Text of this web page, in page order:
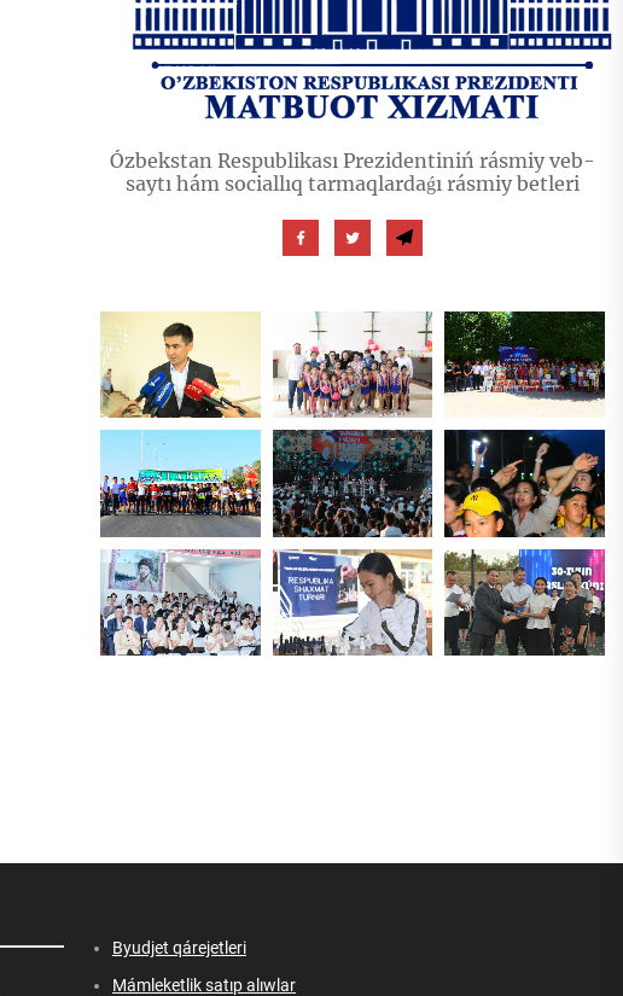
Ózbekstan Respublikası Prezidentiniń rásmiy veb-
saytı hám sociallıq tarmaqlardaǵı rásmiy betleri
Byudjet qárejetleri
Mámleketlik satıp alıwlar